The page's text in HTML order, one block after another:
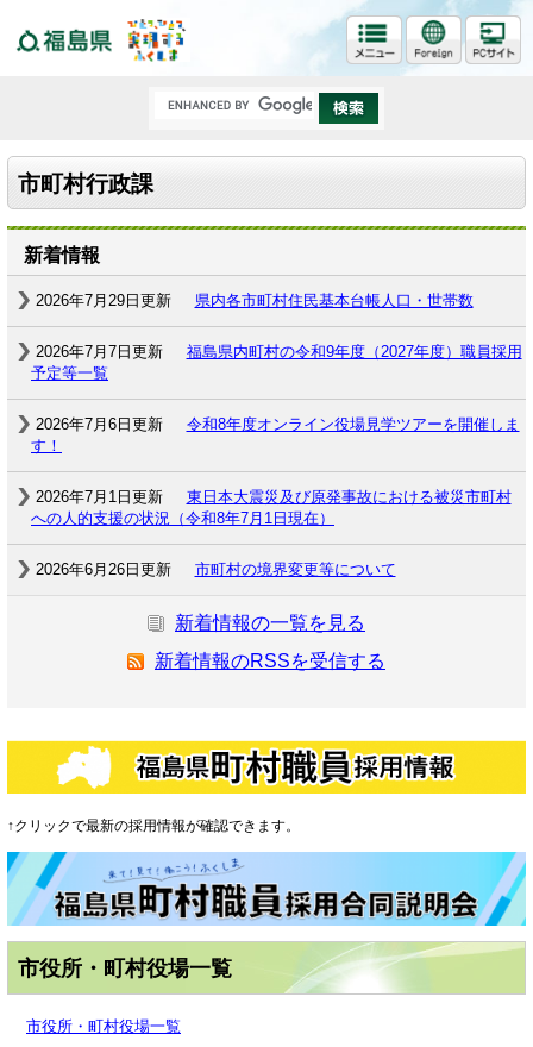
市町村行政課
新着情報
2026年7月29日更新 県内各市町村住民基本台帳人口・世帯数
2026年7月7日更新
福島県内町村の令和9年度（2027年度）職員採用
予定等一覧
2026年7月6日更新
令和8年度オンライン役場見学ツアーを開催しま
す！
2026年7月1日更新
東日本大震災及び原発事故における被災市町村
への人的支援の状況（令和8年7月1日現在）
2026年6月26日更新 市町村の境界変更等について
新着情報の一覧を見る
新着情報のRSSを受信する
↑クリックで最新の採用情報が確認できます。
市役所・町村役場一覧
市役所・町村役場一覧